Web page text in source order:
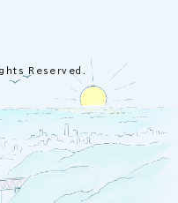
Reserved.